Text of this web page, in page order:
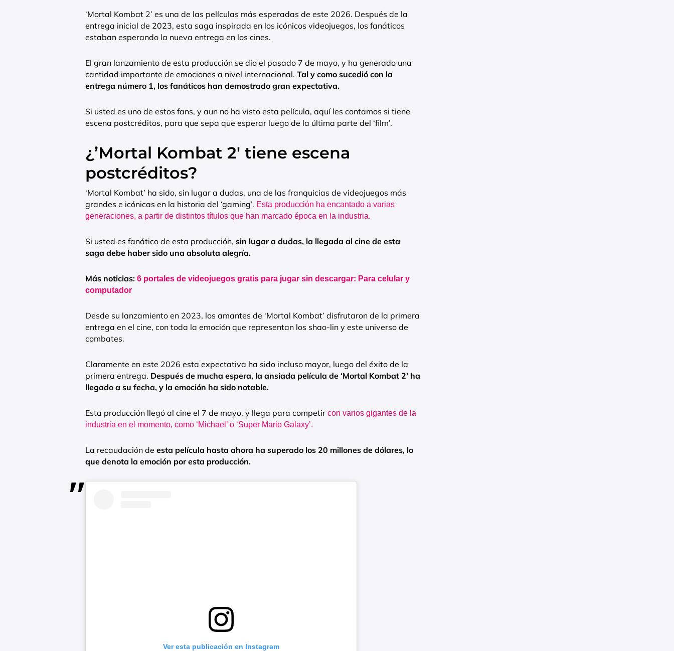
‘Mortal Kombat 2’ es una de las películas más esperadas de este 2026. Después de la
entrega inicial de 2023, esta saga inspirada en los icónicos videojuegos, los fanáticos
estaban esperando la nueva entrega en los cines.
El gran lanzamiento de esta producción se dio el pasado 7 de mayo, y ha generado una
cantidad importante de emociones a nivel internacional. Tal y como sucedió con la
entrega número 1, los fanáticos han demostrado gran expectativa.
Si usted es uno de estos fans, y aun no ha visto esta película, aquí les contamos si tiene
escena postcréditos, para que sepa que esperar luego de la última parte del ‘film’.
¿’Mortal Kombat 2′ tiene escena
postcréditos?
‘Mortal Kombat’ ha sido, sin lugar a dudas, una de las franquicias de videojuegos más
grandes e icónicas en la historia del ‘gaming’. Esta producción ha encantado a varias
generaciones, a partir de distintos títulos que han marcado época en la industria.
Si usted es fanático de esta producción, sin lugar a dudas, la llegada al cine de esta
saga debe haber sido una absoluta alegría.
Más noticias: 6 portales de videojuegos gratis para jugar sin descargar: Para celular y
computador
Desde su lanzamiento en 2023, los amantes de ‘Mortal Kombat’ disfrutaron de la primera
entrega en el cine, con toda la emoción que representan los shao-lin y este universo de
combates.
Claramente en este 2026 esta expectativa ha sido incluso mayor, luego del éxito de la
primera entrega. Después de mucha espera, la ansiada película de ‘Mortal Kombat 2’ ha
llegado a su fecha, y la emoción ha sido notable.
Esta producción llegó al cine el 7 de mayo, y llega para competir con varios gigantes de la
industria en el momento, como ‘Michael’ o ‘Super Mario Galaxy’.
La recaudación de esta película hasta ahora ha superado los 20 millones de dólares, lo
que denota la emoción por esta producción.
Ver esta publicación en Instagram